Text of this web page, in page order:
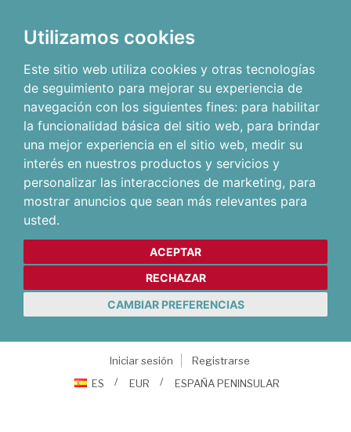
Utilizamos cookies
Este sitio web utiliza cookies y otras tecnologías
de seguimiento para mejorar su experiencia de
navegación con los siguientes fines: para habilitar
la funcionalidad básica del sitio web, para brindar
una mejor experiencia en el sitio web, medir su
interés en nuestros productos y servicios y
personalizar las interacciones de marketing, para
mostrar anuncios que sean más relevantes para
usted.
ACEPTAR
RECHAZAR
CAMBIAR PREFERENCIAS
Iniciar sesión
Registrarse
ES
EUR ESPAÑA PENINSULAR